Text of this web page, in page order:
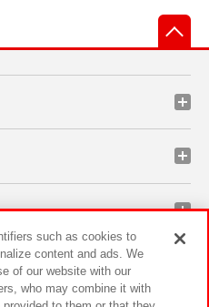
such as cookies to
content and ads. We
of our website with our
who may combine it with